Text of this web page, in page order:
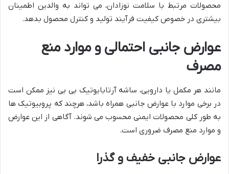
محصولات مرتبط با سلامت نوزادان، می تواند به والدین اطمینان
بیشتری در خصوص کیفیت فرآیند تولید و کنترل محصول بدهد.
عوارض جانبی احتمالی و موارد منع
مصرف
مانند هر مکمل یا دارویی، ساشه آرتابایوتیک بی بی نیز ممکن است
در برخی موارد با عوارض جانبی همراه باشد، هرچند که پروبیوتیک ها
به طور کلی محصولات ایمنی محسوب می شوند. آگاهی از این عوارض
و موارد منع مصرف ضروری است.
عوارض جانبی خفیف و گذرا